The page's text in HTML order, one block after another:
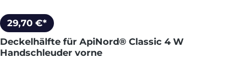
29,70 €*
Deckelhälfte für ApiNord® Classic 4 W
Handschleuder vorne